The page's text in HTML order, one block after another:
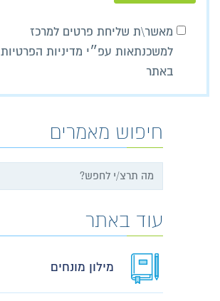
מאשר\ת שליחת פרטים למרכז
למשכנתאות עפ״י מדיניות הפרטיות
באתר
חיפוש מאמרים
עוד באתר
מילון מונחים